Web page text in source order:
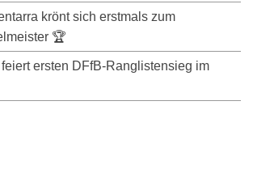
krönt sich erstmals zum
🏆
ersten DFfB-Ranglistensieg im